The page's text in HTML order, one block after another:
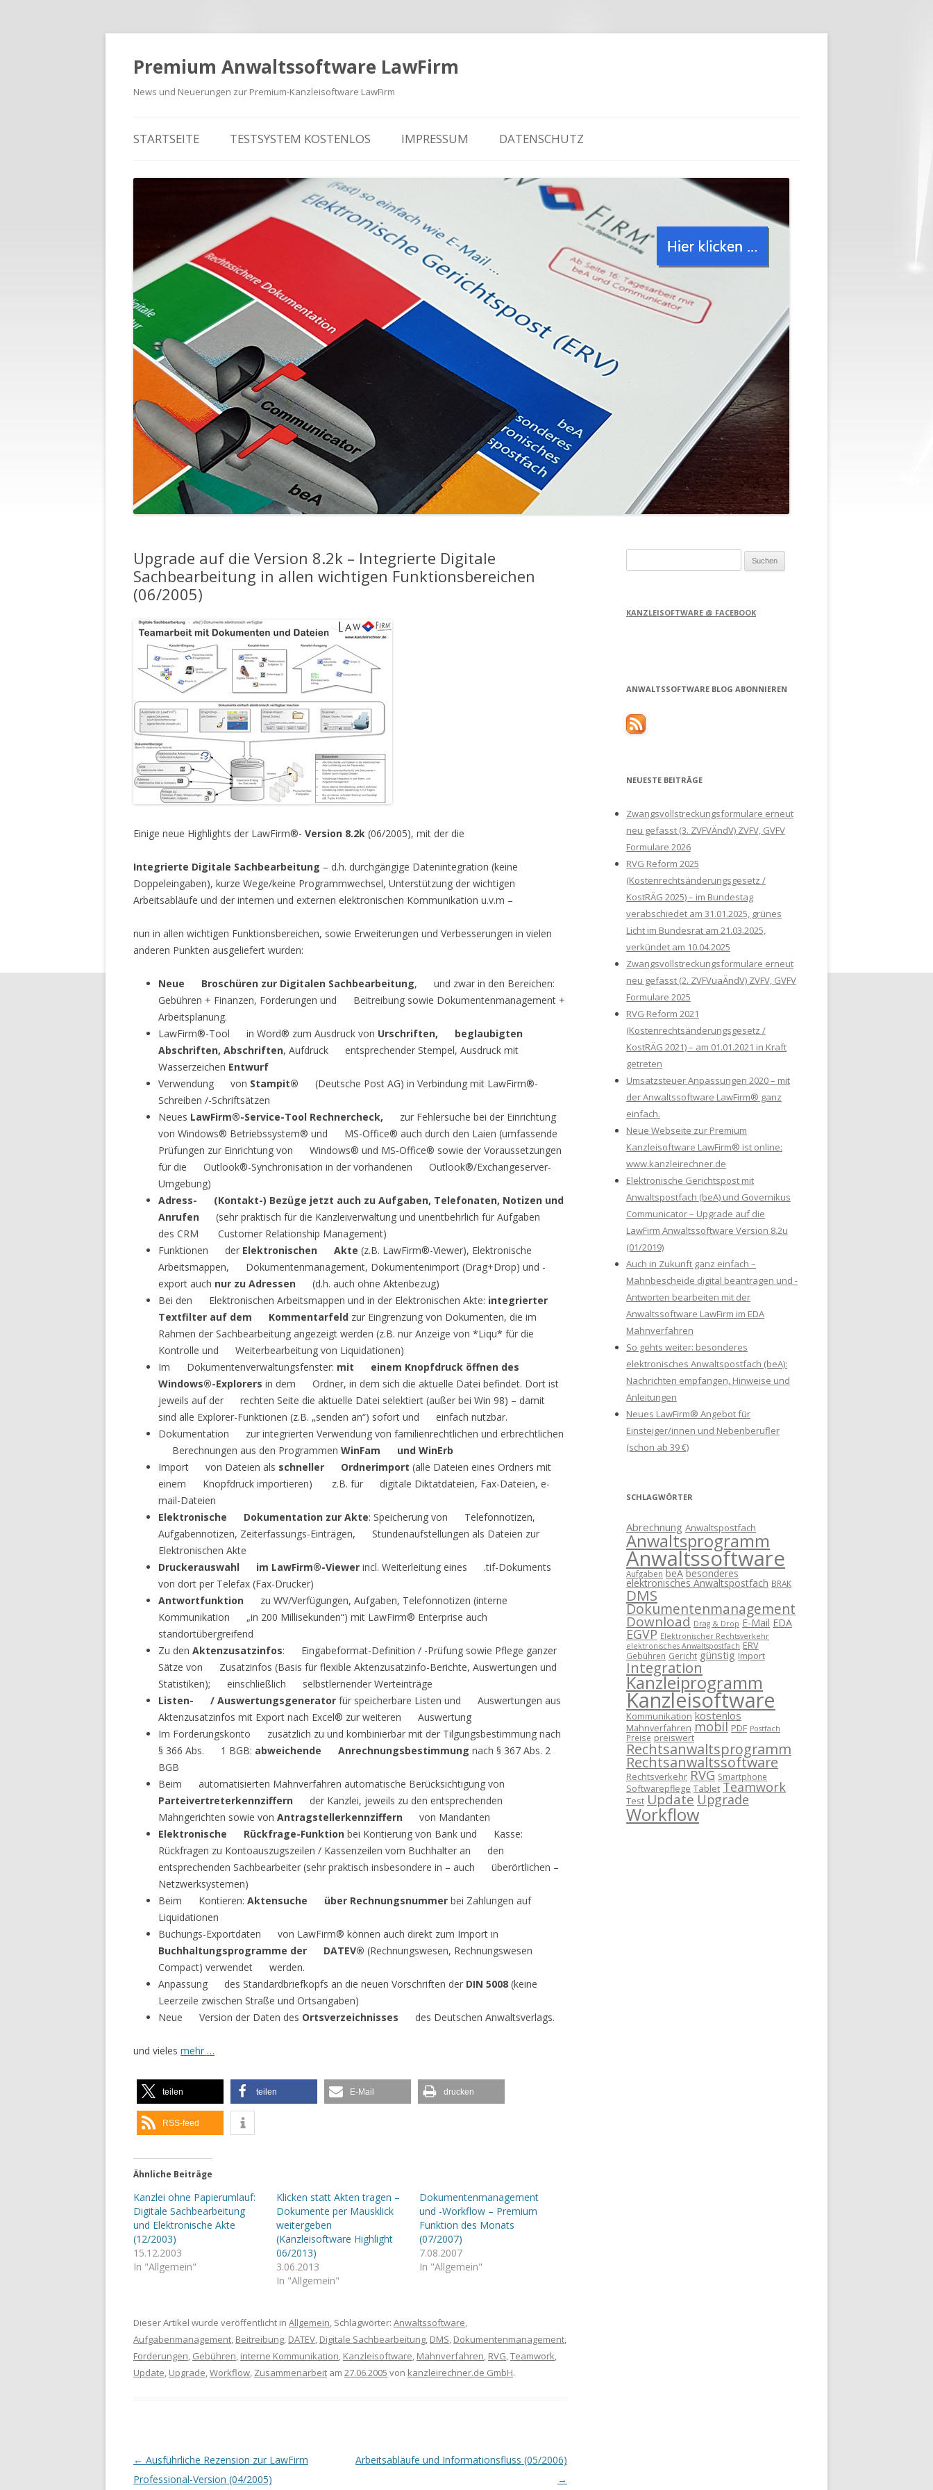
Premium Anwaltssoftware LawFirm
News und Neuerungen zur Premium-Kanzleisoftware LawFirm
STARTSEITE TESTSYSTEM KOSTENLOS IMPRESSUM DATENSCHUTZ
Upgrade auf die Version 8.2k – Integrierte Digitale
Sachbearbeitung in allen wichtigen Funktionsbereichen
(06/2005)
Einige neue Highlights der LawFirm®- Version 8.2k (06/2005), mit der die
Integrierte Digitale Sachbearbeitung – d.h. durchgängige Datenintegration (keine
Doppeleingaben), kurze Wege/keine Programmwechsel, Unterstützung der wichtigen
Arbeitsabläufe und der internen und externen elektronischen Kommunikation u.v.m –
nun in allen wichtigen Funktionsbereichen, sowie Erweiterungen und Verbesserungen in vielen
anderen Punkten ausgeliefert wurden:
Neue Broschüren zur Digitalen Sachbearbeitung, und zwar in den Bereichen:
Gebühren + Finanzen, Forderungen und Beitreibung sowie Dokumentenmanagement +
Arbeitsplanung.
Law­Firm®-Tool in Word® zum Ausdruck von Urschriften, beglaubigten
Abschriften, Abschriften, Aufdruck entsprechender Stempel, Ausdruck mit
Wasserzeichen  Entwurf
Verwendung von Stampit® (Deutsche Post AG) in Verbindung mit Law­Firm®-
Schreiben /-Schriftsätzen
Neues Law­Firm®-Service-Tool Rechnercheck, zur Fehlersuche bei der Einrichtung
von Windows® Betriebssystem® und MS-Office® auch durch den Laien (umfassende
Prüfungen zur Einrichtung von Windows® und MS-Office® sowie der Voraussetzungen
für die Outlook®-Synchronisation in der vorhandenen Outlook®/Exchangeserver-
Umgebung)
Adress- (Kontakt-) Bezüge jetzt auch zu Aufgaben, Telefonaten, Notizen und
Anrufen (sehr praktisch für die Kanzleiverwaltung und unentbehrlich für Aufgaben
des CRM  Customer Relationship Management)
Funktionen der Elektronischen Akte (z.B. LawFirm®-Viewer), Elektronische
Arbeitsmappen, Dokumentenmanagement, Dokumentenimport (Drag+Drop) und -
export auch nur zu Adressen (d.h. auch ohne Aktenbezug)
Bei den Elektronischen Arbeitsmappen und in der Elektronischen Akte: integrierter
Textfilter auf dem Kommentarfeld zur Eingrenzung von Dokumenten, die im
Rahmen der Sachbearbeitung angezeigt werden (z.B. nur Anzeige von *Liqu* für die
Kontrolle und Weiterbearbeitung von Liquidationen)
Im Dokumentenverwaltungsfenster: mit einem Knopfdruck öffnen des
Windows®-Explorers in dem Ordner, in dem sich die aktuelle Datei befindet. Dort ist
jeweils auf der rechten Seite die aktuelle Datei selektiert (außer bei Win 98) – damit
sind alle Explorer-Funktionen (z.B. „senden an“) sofort und einfach nutzbar.
Dokumentation zur integrierten Verwendung von familienrechtlichen und erbrechtlichen
Berechnungen aus den Programmen WinFam und WinErb
Import von Dateien als schneller Ordnerimport (alle Dateien eines Ordners mit
einem Knopfdruck importieren)  z.B. für digitale Diktatdateien, Fax-Dateien, e-
mail-Dateien
Elektronische Dokumentation zur Akte: Speicherung von Telefonnotizen,
Aufgabennotizen, Zeiterfassungs-Einträgen, Stundenaufstellungen als Dateien zur
Elektronischen Akte
Druckerauswahl im Law­Firm®-Viewer incl. Weiterleitung eines .tif-Dokuments
von dort per Telefax (Fax-Drucker)
Antwortfunktion zu WV/Verfügungen, Aufgaben, Telefonnotizen (interne
Kommunikation „in 200 Millisekunden“) mit LawFirm® Enterprise auch
standortübergreifend
Zu den Aktenzusatzinfos: Eingabeformat-Definition / -Prüfung sowie Pflege ganzer
Sätze von Zusatzinfos (Basis für flexible Aktenzusatzinfo-Berichte, Auswertungen und
Statistiken); einschließlich selbstlernender Werteinträge
Listen- / Auswertungsgenerator für speicherbare Listen und Auswertungen aus
Aktenzusatzinfos mit Export nach Excel® zur weiteren Auswertung
Im Forderungskonto zusätzlich zu und kombinierbar mit der Tilgungsbestimmung nach
§ 366 Abs. 1 BGB: abweichende Anrechnungsbestimmung nach § 367 Abs. 2
BGB
Beim automatisierten Mahnverfahren automatische Berücksichtigung von
Parteivertreterkennziffern der Kanzlei, jeweils zu den entsprechenden
Mahngerichten sowie von Antragstellerkennziffern von Mandanten
Elektronische Rückfrage-Funktion bei Kontierung von Bank und Kasse:
Rückfragen zu Kontoauszugszeilen / Kassenzeilen vom Buchhalter an den
entsprechenden Sachbearbeiter (sehr praktisch insbesondere in – auch überörtlichen –
Netzwerksystemen)
Beim Kontieren: Aktensuche über Rechnungsnummer bei Zahlungen auf
Liquidationen
Buchungs-Exportdaten von Law­Firm® können auch direkt zum Import in
Buchhaltungsprogramme der DATEV® (Rechnungswesen, Rechnungswesen
Compact) verwendet werden.
Anpassung des Standardbriefkopfs an die neuen Vorschriften der DIN 5008 (keine
Leerzeile zwischen Straße und Ortsangaben)
Neue Version der Daten des Ortsverzeichnisses des Deutschen Anwaltsverlags.
und vieles mehr …
teilen teilen E-Mail drucken
RSS-feed
Ähnliche Beiträge
Kanzlei ohne Papierumlauf:
Digitale Sachbearbeitung
und Elektronische Akte
(12/2003)
15.12.2003
In "Allgemein"
Klicken statt Akten tragen –
Dokumente per Mausklick
weitergeben
(Kanzleisoftware Highlight
06/2013)
3.06.2013
In "Allgemein"
Dokumentenmanagement
und -Workflow – Premium
Funktion des Monats
(07/2007)
7.08.2007
In "Allgemein"
Dieser Artikel wurde veröffentlicht in Allgemein, Schlagwörter: Anwaltssoftware,
Aufgabenmanagement, Beitreibung, DATEV, Digitale Sachbearbeitung, DMS, Dokumentenmanagement,
Forderungen, Gebühren, interne Kommunikation, Kanzleisoftware, Mahnverfahren, RVG,Teamwork,
Update, Upgrade,Workflow, Zusammenarbeit am 27.06.2005 von kanzleirechner.de GmbH.
Artikel-Navigation
← Ausführliche Rezension zur LawFirm
Professional-Version (04/2005)
Arbeitsabläufe und Informationsfluss (05/2006)
→
nach:
KANZLEISOFTWARE @ FACEBOOK
ANWALTSSOFTWARE BLOG ABONNIEREN
NEUESTE BEITRÄGE
Zwangsvollstreckungsformulare erneut
neu gefasst (3. ZVFVÄndV) ZVFV, GVFV
Formulare 2026
RVG Reform 2025
(Kostenrechtsänderungsgesetz /
KostRÄG 2025) – im Bundestag
verabschiedet am 31.01.2025, grünes
Licht im Bundesrat am 21.03.2025,
verkündet am 10.04.2025
Zwangsvollstreckungsformulare erneut
neu gefasst (2. ZVFVuaÄndV) ZVFV, GVFV
Formulare 2025
RVG Reform 2021
(Kostenrechtsänderungsgesetz /
KostRÄG 2021) – am 01.01.2021 in Kraft
getreten
Umsatzsteuer Anpassungen 2020 – mit
der Anwaltssoftware LawFirm® ganz
einfach.
Neue Webseite zur Premium
Kanzleisoftware LawFirm® ist online:
www.kanzleirechner.de
Elektronische Gerichtspost mit
Anwaltspostfach (beA) und Governikus
Communicator – Upgrade auf die
LawFirm Anwaltssoftware Version 8.2u
(01/2019)
Auch in Zukunft ganz einfach –
Mahnbescheide digital beantragen und -
Antworten bearbeiten mit der
Anwaltssoftware LawFirm im EDA
Mahnverfahren
So gehts weiter: besonderes
elektronisches Anwaltspostfach (beA):
Nachrichten empfangen, Hinweise und
Anleitungen
Neues LawFirm® Angebot für
Einsteiger/innen und Nebenberufler
(schon ab 39 €)
SCHLAGWÖRTER
Abrechnung Anwaltspostfach
Anwaltsprogramm
Anwaltssoftware
Aufgaben beA besonderes
elektronisches Anwaltspostfach BRAK
DMS
Dokumentenmanagement
Download Drag & Drop E-Mail EDA
EGVP Elektronischer Rechtsverkehr
elektronisches Anwaltspostfach ERV
Gebühren Gericht günstig Import
Integration
Kanzleiprogramm
Kanzleisoftware
Kommunikation kostenlos
Mahnverfahren mobil PDF Postfach
Preise preiswert
Rechtsanwaltsprogramm
Rechtsanwaltssoftware
Rechtsverkehr RVG Smartphone
Softwarepflege Tablet Teamwork
Test Update Upgrade
Workflow